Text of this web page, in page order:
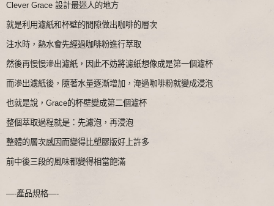
Clever Grace 設計最迷人的地方
就是利用濾紙和杯壁的間隙做出咖啡的層次
注水時，熱水會先經過咖啡粉進行萃取
然後再慢慢滲出濾紙，因此不妨將濾紙想像成是第一個濾杯
而滲出濾紙後，隨著水量逐漸增加，淹過咖啡粉就變成浸泡
也就是說，Grace的杯壁變成第二個濾杯
整個萃取過程就是：先濾泡，再浸泡
整體的層次感因而變得比塑膠版好上許多
前中後三段的風味都變得相當飽滿
—-產品規格—-